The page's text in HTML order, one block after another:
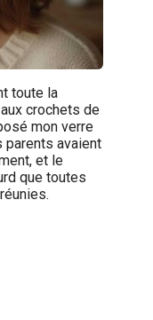
toute la
crochets de
mon verre
parents avaient
et le
que toutes